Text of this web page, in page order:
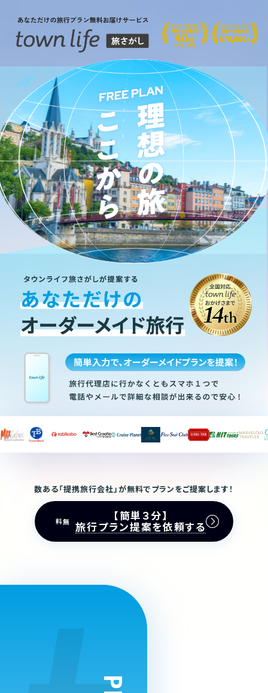
数ある「提携旅行会社」が無料でプランをご提案します！
無料 【簡単３分】
旅行プラン提案を依頼する